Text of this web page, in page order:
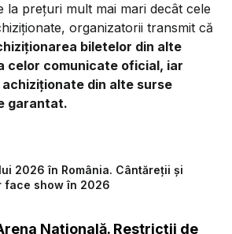
la prețuri mult mai mari decât cele
organizatorii transmit că
biletelor din alte
celor comunicate oficial, iar
din alte surse
garantat.
2026 în România. Cântăreții și
face show în 2026
Națională. Restricții de